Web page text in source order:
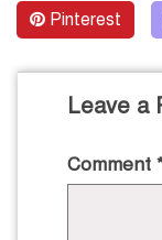
Pinterest
Leave a
Comment